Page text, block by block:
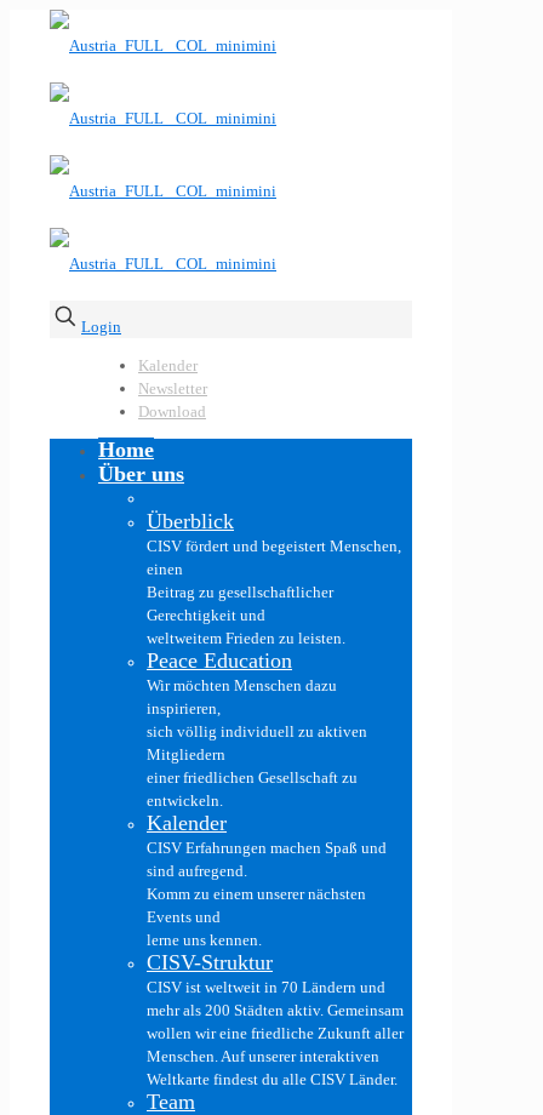
Login
Kalender
Newsletter
Download
Home
Über uns
Überblick
CISV fördert und begeistert Menschen,
einen
Beitrag zu gesellschaftlicher
Gerechtigkeit und
weltweitem Frieden zu leisten.
Peace Education
Wir möchten Menschen dazu
inspirieren,
sich völlig individuell zu aktiven
Mitgliedern
einer friedlichen Gesellschaft zu
entwickeln.
Kalender
CISV Erfahrungen machen Spaß und
sind aufregend.
Komm zu einem unserer nächsten
Events und
lerne uns kennen.
CISV-Struktur
CISV ist weltweit in 70 Ländern und
mehr als 200 Städten aktiv. Gemeinsam
wollen wir eine friedliche Zukunft aller
Menschen. Auf unserer interaktiven
Weltkarte findest du alle CISV Länder.
Team